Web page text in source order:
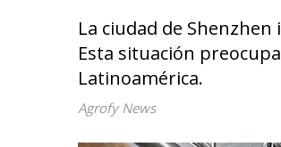
La ciudad de
Esta situación
Latinoamérica.
Agrofy News